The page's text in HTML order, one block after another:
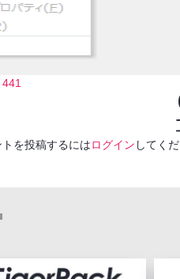
トを投稿するにはログイン してくだ